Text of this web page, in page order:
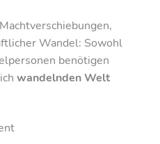
Wandel: Sowohl
benötigen
wandelnden Welt